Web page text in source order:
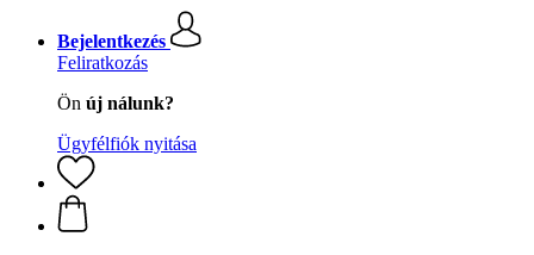
Bejelentkezés
Feliratkozás
Ön új nálunk?
Ügyfélfiók nyitása